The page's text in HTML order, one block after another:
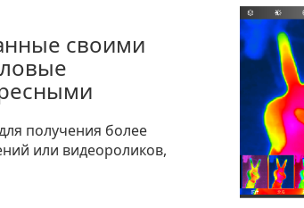
своими
получения более
или видеороликов,